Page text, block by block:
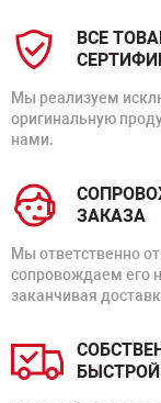
ВСЕ
Мы реализуем
оригинальную
нами.
ЗАКАЗА
Мы ответственно
сопровождаем его
заканчивая